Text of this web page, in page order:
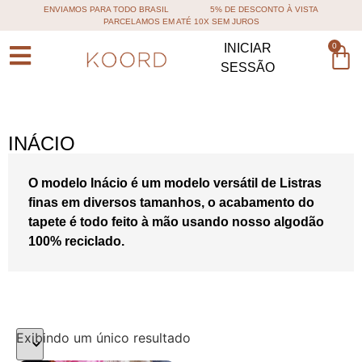
ENVIAMOS PARA TODO BRASIL
5% DE DESCONTO À VISTA
PARCELAMOS EM ATÉ 10X SEM JUROS
INICIAR
SESSÃO
0
INÁCIO
O modelo Inácio é um modelo versátil de Listras
finas em diversos tamanhos, o acabamento do
tapete é todo feito à mão usando nosso algodão
100% reciclado.
Exibindo um único resultado